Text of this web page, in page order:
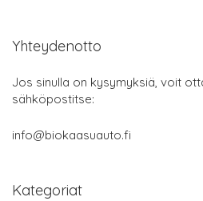
Yhteydenotto
Jos sinulla on kysymyksiä, voit
sähköpostitse:
info@biokaasuauto.fi
Kategoriat